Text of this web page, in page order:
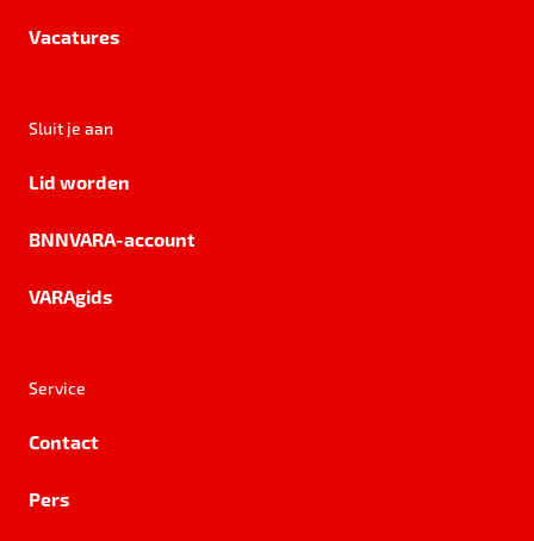
Vacatures
Sluit je aan
Lid worden
BNNVARA-account
VARAgids
Service
Contact
Pers